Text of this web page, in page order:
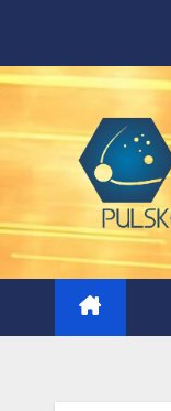
content